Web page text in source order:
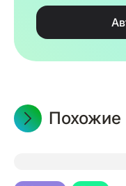
Похожие